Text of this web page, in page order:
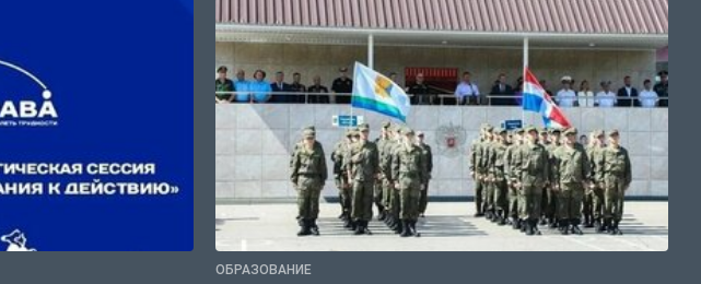
ОБРАЗОВАНИЕ